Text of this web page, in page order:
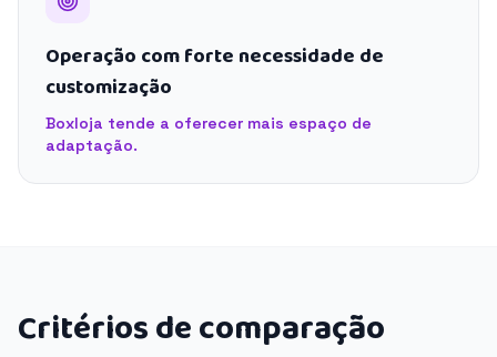
Operação com forte necessidade de
customização
Boxloja tende a oferecer mais espaço de
adaptação.
Critérios de comparação